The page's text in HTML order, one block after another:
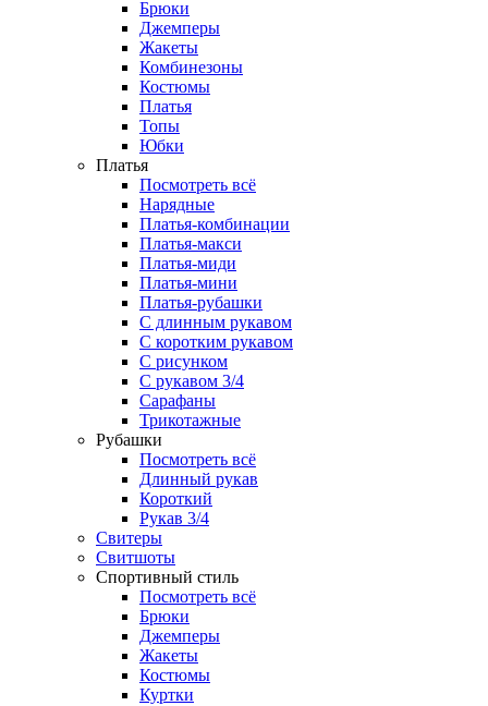
Брюки
Джемперы
Жакеты
Комбинезоны
Костюмы
Платья
Топы
Юбки
Платья
Посмотреть всё
Нарядные
Платья-комбинации
Платья-макси
Платья-миди
Платья-мини
Платья-рубашки
С длинным рукавом
С коротким рукавом
С рисунком
С рукавом 3/4
Сарафаны
Трикотажные
Рубашки
Посмотреть всё
Длинный рукав
Короткий
Рукав 3/4
Свитеры
Свитшоты
Спортивный стиль
Посмотреть всё
Брюки
Джемперы
Жакеты
Костюмы
Куртки